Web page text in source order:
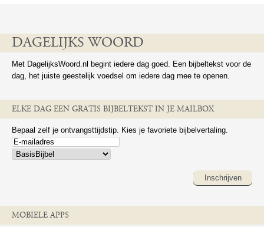
DAGELIJKS WOORD
Met DagelijksWoord.nl begint iedere dag goed. Een bijbeltekst voor de
dag, het juiste geestelijk voedsel om iedere dag mee te openen.
ELKE DAG EEN GRATIS BIJBELTEKST IN JE MAILBOX
Bepaal zelf je ontvangsttijdstip. Kies je favoriete bijbelvertaling.
Inschrijven
MOBIELE APPS